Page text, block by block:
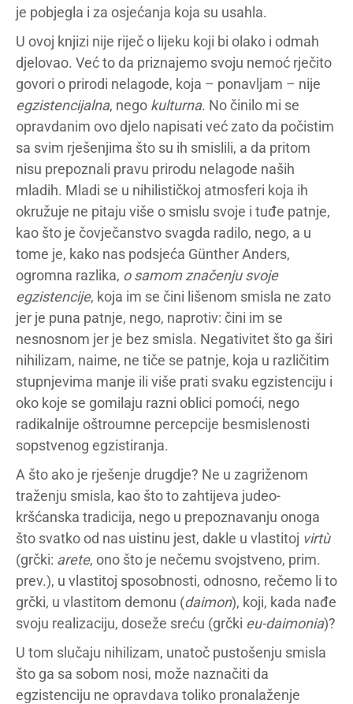
je pobjegla i za osjećanja koja su usahla.
U ovoj knjizi nije riječ o lijeku koji bi olako i odmah
djelovao. Već to da priznajemo svoju nemoć rječito
govori o prirodi nelagode, koja – ponavljam – nije
egzistencijalna, nego kulturna. No činilo mi se
opravdanim ovo djelo napisati već zato da počistim
sa svim rješenjima što su ih smislili, a da pritom
nisu prepoznali pravu prirodu nelagode naših
mladih. Mladi se u nihilističkoj atmosferi koja ih
okružuje ne pitaju više o smislu svoje i tuđe patnje,
kao što je čovječanstvo svagda radilo, nego, a u
tome je, kako nas podsjeća Günther Anders,
ogromna razlika, o samom značenju svoje
egzistencije, koja im se čini lišenom smisla ne zato
jer je puna patnje, nego, naprotiv: čini im se
nesnosnom jer je bez smisla. Negativitet što ga širi
nihilizam, naime, ne tiče se patnje, koja u različitim
stupnjevima manje ili više prati svaku egzistenciju i
oko koje se gomilaju razni oblici pomoći, nego
radikalnije oštroumne percepcije besmislenosti
sopstvenog egzistiranja.
A što ako je rješenje drugdje? Ne u zagriženom
traženju smisla, kao što to zahtijeva judeo-
kršćanska tradicija, nego u prepoznavanju onoga
što svatko od nas uistinu jest, dakle u vlastitoj virtù
(grčki: arete, ono što je nečemu svojstveno, prim.
prev.), u vlastitoj sposobnosti, odnosno, rečemo li to
grčki, u vlastitom demonu (daimon), koji, kada nađe
svoju realizaciju, doseže sreću (grčki eu-daimonia)?
U tom slučaju nihilizam, unatoč pustošenju smisla
što ga sa sobom nosi, može naznačiti da
egzistenciju ne opravdava toliko pronalaženje